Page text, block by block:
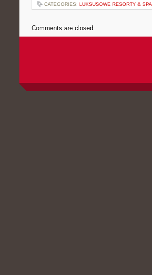
CATEGORIES: LUKSUSOWE RESORTY & SPA
Comments are closed.